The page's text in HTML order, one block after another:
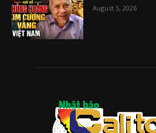
August 5, 2026